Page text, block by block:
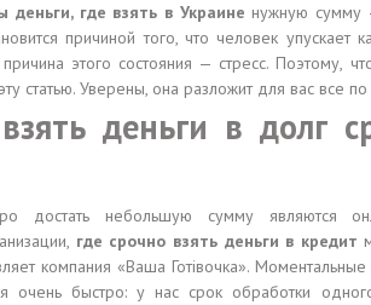
деньги, где взять в Украине нужную сумму
причиной того, что человек упускает
этого состояния — стресс. Поэтому,
статью. Уверены, она разложит для вас все
деньги в долг
достать небольшую сумму являются
где срочно взять деньги в кредит
компания «Ваша Готівочка».
очень быстро: у нас срок обработки